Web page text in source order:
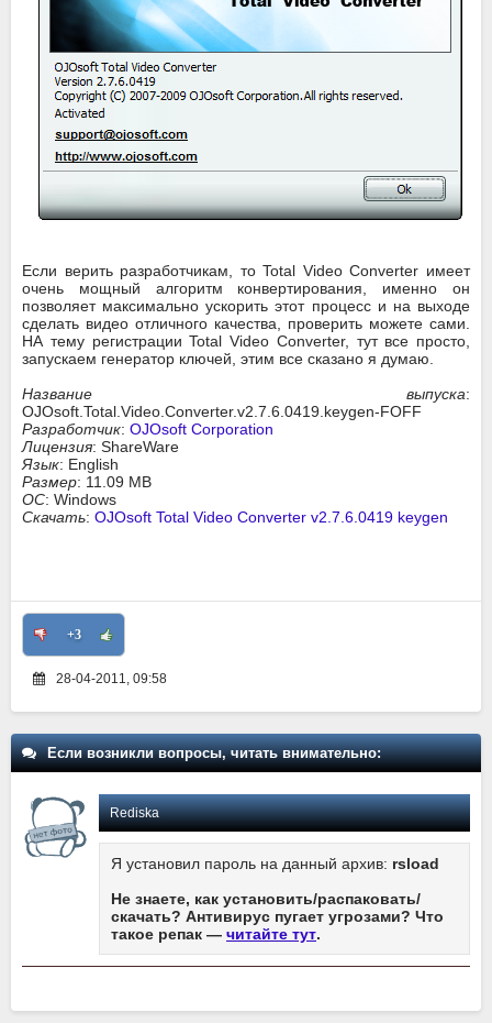
Если верить разработчикам, то Total Video Converter имеет
очень мощный алгоритм конвертирования, именно он
позволяет максимально ускорить этот процесс и на выходе
сделать видео отличного качества, проверить можете сами.
НА тему регистрации Total Video Converter, тут все просто,
запускаем генератор ключей, этим все сказано я думаю.
Название выпуска:
OJOsoft.Total.Video.Converter.v2.7.6.0419.keygen-FOFF
Разработчик: OJOsoft Corporation
Лицензия: ShareWare
Язык: English
Размер: 11.09 MB
ОС: Windows
Скачать: OJOsoft Total Video Converter v2.7.6.0419 keygen
+3
28-04-2011, 09:58
Если возникли вопросы, читать внимательно:
Rediska
Я установил пароль на данный архив: rsload
Не знаете, как установить/распаковать/
скачать? Антивирус пугает угрозами? Что
такое репак — читайте тут.